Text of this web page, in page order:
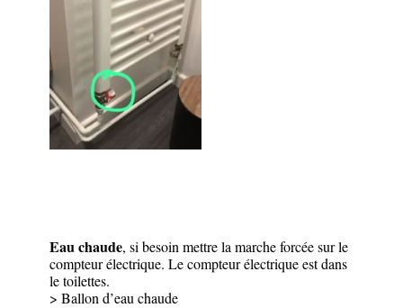
Eau chaude, si besoin mettre la marche forcée sur le
compteur électrique. Le compteur électrique est dans
le toilettes.
> Ballon d’eau chaude